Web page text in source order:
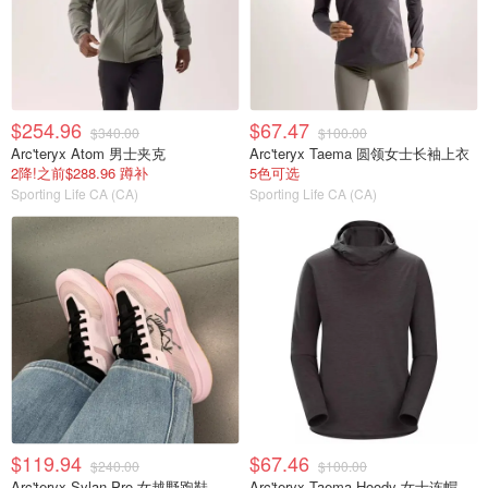
$254.96 $340.00
Arc'teryx Atom 男士夹克
2降!之前$288.96 蹲补
Sporting Life CA (CA)
$67.47 $100.00
Arc'teryx Taema 圆领女士长袖上衣
5色可选
Sporting Life CA (CA)
$119.94 $240.00 $67.46 $100.00